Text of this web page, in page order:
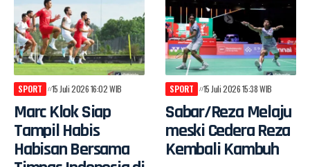
SPORT 15 Juli 2026 16:02 WIB
Marc Klok Siap
Tampil Habis
Habisan Bersama
SPORT 15 Juli 2026 15:38 WIB
Sabar/Reza Melaju
meski Cedera Reza
Kembali Kambuh